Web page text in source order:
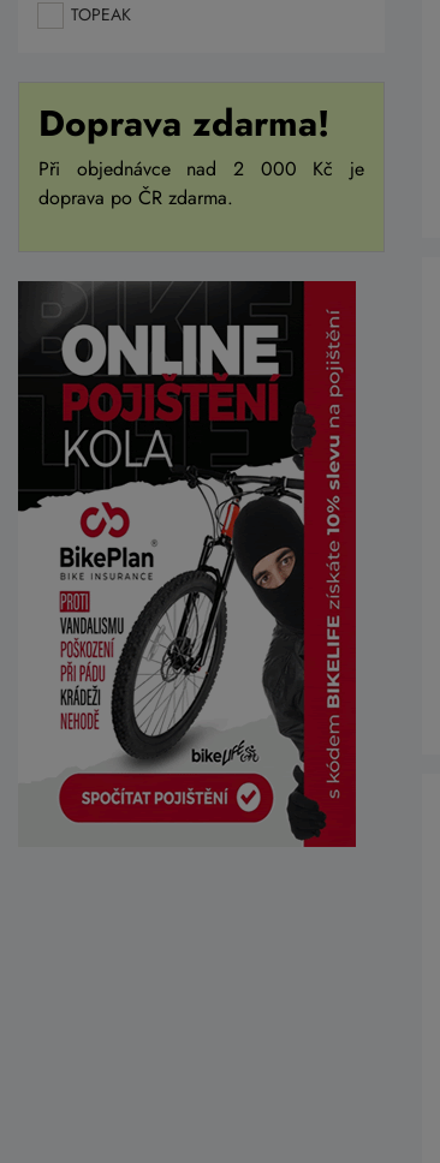
TOPEAK
Doprava zdarma!
Při objednávce nad 2 000 Kč je
doprava po ČR zdarma.